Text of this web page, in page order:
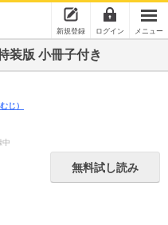
新規登録 ログイン メニュー
装版 小冊子付き
じ）
中
無料試し読み